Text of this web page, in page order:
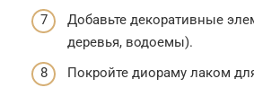
Добавьте декоративные
деревья, водоемы).
Покройте диораму лаком